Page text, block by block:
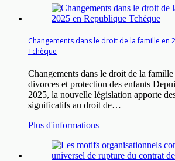
Changements dans le droit de la famille en
Tchèque
Changements dans le droit de la
divorces et protection des enfants
2025, la nouvelle législation apporte
significatifs au droit de…
Plus d'informations